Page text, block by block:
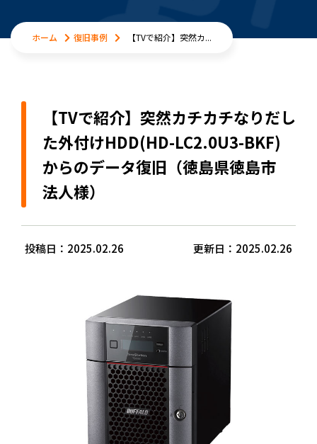
ホーム 復旧事例 【TVで紹介】突然カ...
【TVで紹介】突然カチカチなりだし
た外付けHDD(HD-LC2.0U3-BKF)
からのデータ復旧（徳島県徳島市
法人様）
投稿日：2025.02.26 更新日：2025.02.26